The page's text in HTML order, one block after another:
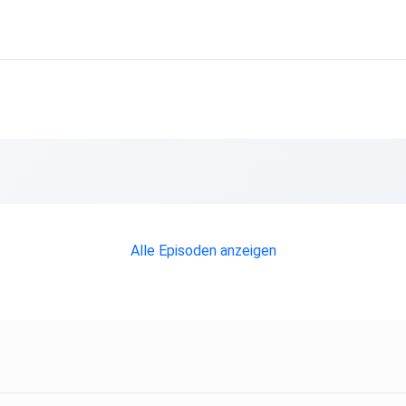
Alle Episoden anzeigen